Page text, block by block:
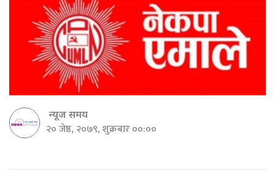
न्यूज समय
२० जेष्ठ, २०७९, शुक्रबार ००:००